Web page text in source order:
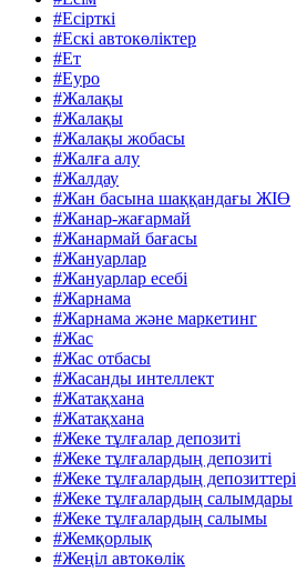
#Есірткі
#Ескі автокөліктер
#Ет
#Еуро
#Жалақы
#Жалақы
#Жалақы жобасы
#Жалға алу
#Жалдау
#Жан басына шаққандағы ЖІӨ
#Жанар-жағармай
#Жанармай бағасы
#Жануарлар
#Жануарлар есебі
#Жарнама
#Жарнама және маркетинг
#Жас
#Жас отбасы
#Жасанды интеллект
#Жатақхана
#Жатақхана
#Жеке тұлғалар депозиті
#Жеке тұлғалардың депозиті
#Жеке тұлғалардың депозиттері
#Жеке тұлғалардың салымдары
#Жеке тұлғалардың салымы
#Жемқорлық
#Жеңіл автокөлік